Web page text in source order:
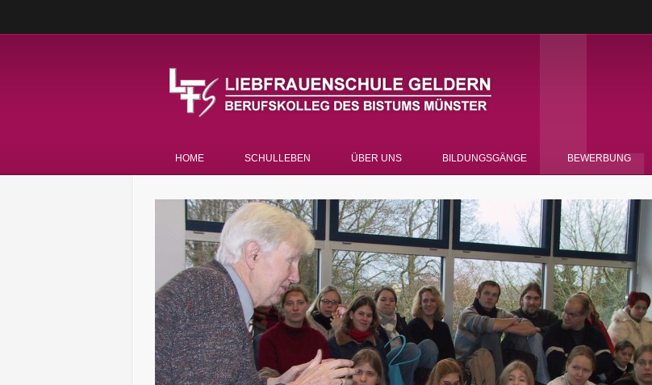
HOME SCHULLEBEN ÜBER UNS BILDUNGSGÄNGE BEWERBUNG